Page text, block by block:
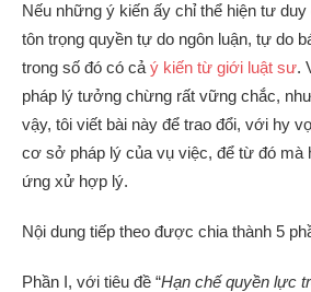
Nếu những ý kiến ấy chỉ thể hiện tư
tôn trọng quyền tự do ngôn luận, tự do
trong số đó có cả ý kiến từ giới luật sư.
pháp lý tưởng chừng rất vững chắc,
vậy, tôi viết bài này để trao đổi, với hy
cơ sở pháp lý của vụ việc, để từ đó mà
ứng xử hợp lý.
Nội dung tiếp theo được chia thành 5
Phần I, với tiêu đề “Hạn chế quyền lực